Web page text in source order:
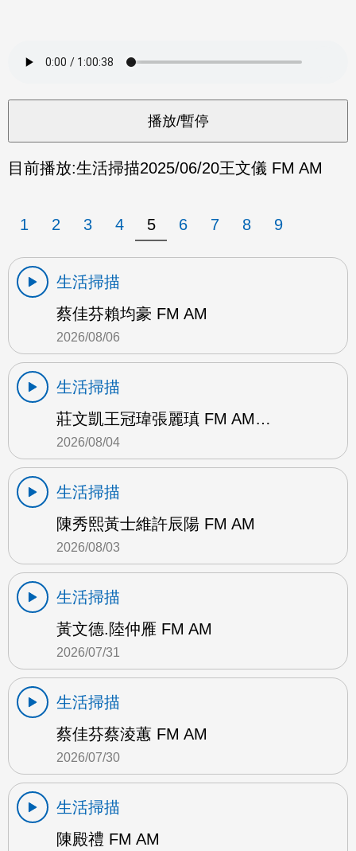
目前播放:生活掃描2025/06/20王文儀 FM AM
1 2 3 4 5 6 7 8 9
生活掃描
蔡佳芬賴均豪 FM AM
2026/08/06
生活掃描
莊文凱王冠瑋張麗瑱 FM AM…
2026/08/04
生活掃描
陳秀熙黃士維許辰陽 FM AM
2026/08/03
生活掃描
黃文德.陸仲雁 FM AM
2026/07/31
生活掃描
蔡佳芬蔡淩蕙 FM AM
2026/07/30
生活掃描
陳殿禮 FM AM